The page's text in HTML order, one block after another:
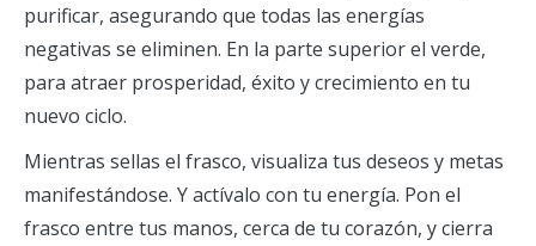
purificar, asegurando que todas las energías
negativas se eliminen. En la parte superior el verde,
para atraer prosperidad, éxito y crecimiento en tu
nuevo ciclo.
Mientras sellas el frasco, visualiza tus deseos y metas
manifestándose. Y actívalo con tu energía. Pon el
frasco entre tus manos, cerca de tu corazón, y cierra